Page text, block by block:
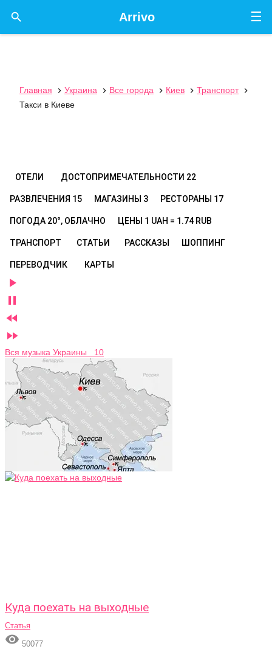
☰
Arrivo

Главная  Украина  Все города  Киев  Транспорт

Такси в Киеве
ОТЕЛИ ДОСТОПРИМЕЧАТЕЛЬНОСТИ 22
РАЗВЛЕЧЕНИЯ 15 МАГАЗИНЫ 3 РЕСТОРАНЫ 17
ПОГОДА 20°, ОБЛАЧНО ЦЕНЫ 1 UAH = 1.74 RUB
ТРАНСПОРТ СТАТЬИ РАССКАЗЫ ШОППИНГ
ПЕРЕВОДЧИК КАРТЫ




Вся музыка Украины 10
Куда поехать на выходные
Статья
 50077